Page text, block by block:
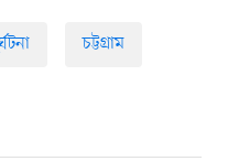
চট্টগ্রাম